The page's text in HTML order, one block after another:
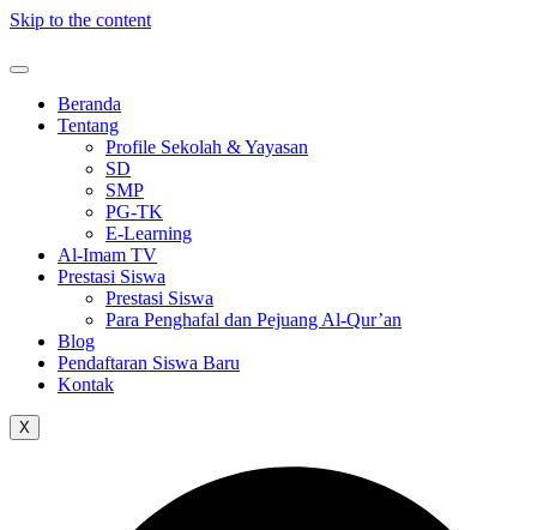
Skip to the content
Beranda
Tentang
Profile Sekolah & Yayasan
SD
SMP
PG-TK
E-Learning
Al-Imam TV
Prestasi Siswa
Prestasi Siswa
Para Penghafal dan Pejuang Al-Qur’an
Blog
Pendaftaran Siswa Baru
Kontak
X